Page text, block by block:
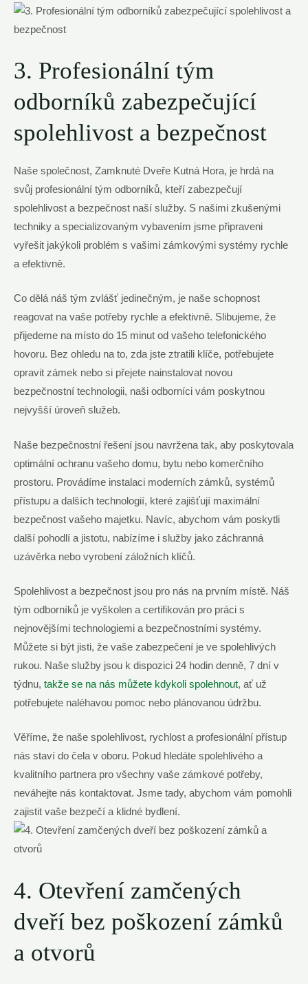
3. Profesionální tým
odborníků zabezpečující
spolehlivost a bezpečnost
Naše společnost, Zamknuté Dveře Kutná Hora, je hrdá na
svůj profesionální tým odborníků, kteří zabezpečují
spolehlivost a bezpečnost naší služby. S našimi zkušenými
techniky a specializovaným vybavením jsme připraveni
vyřešit jakýkoli problém s vašimi zámkovými systémy rychle
a efektivně.
Co dělá náš tým zvlášť jedinečným, je naše schopnost
reagovat na vaše potřeby rychle a efektivně. Slibujeme, že
přijedeme na místo do 15 minut od vašeho telefonického
hovoru. Bez ohledu na to, zda jste ztratili klíče, potřebujete
opravit zámek nebo si přejete nainstalovat novou
bezpečnostní technologii, naši odborníci vám poskytnou
nejvyšší úroveň služeb.
Naše bezpečnostní řešení jsou navržena tak, aby poskytovala
optimální ochranu vašeho domu, bytu nebo komerčního
prostoru. Provádíme instalaci moderních zámků, systémů
přístupu a dalších technologií, které zajišťují maximální
bezpečnost vašeho majetku. Navíc, abychom vám poskytli
další pohodlí a jistotu, nabízíme i služby jako záchranná
uzávěrka nebo vyrobení záložních klíčů.
Spolehlivost a bezpečnost jsou pro nás na prvním místě. Náš
tým odborníků je vyškolen a certifikován pro práci s
nejnovějšími technologiemi a bezpečnostními systémy.
Můžete si být jisti, že vaše zabezpečení je ve spolehlivých
rukou. Naše služby jsou k dispozici 24 hodin denně, 7 dní v
týdnu, takže se na nás můžete kdykoli spolehnout, ať už
potřebujete naléhavou pomoc nebo plánovanou údržbu.
Věříme, že naše spolehlivost, rychlost a profesionální přístup
nás staví do čela v oboru. Pokud hledáte spolehlivého a
kvalitního partnera pro všechny vaše zámkové potřeby,
neváhejte nás kontaktovat. Jsme tady, abychom vám pomohli
zajistit vaše bezpečí a klidné bydlení.
4. Otevření zamčených
dveří bez poškození zámků
a otvorů